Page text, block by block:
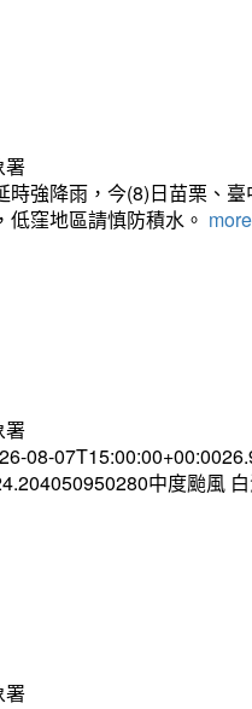
署
時強降雨，今(8)日苗栗、
窪地區請慎防積水。
署
08-
中度颱風
署